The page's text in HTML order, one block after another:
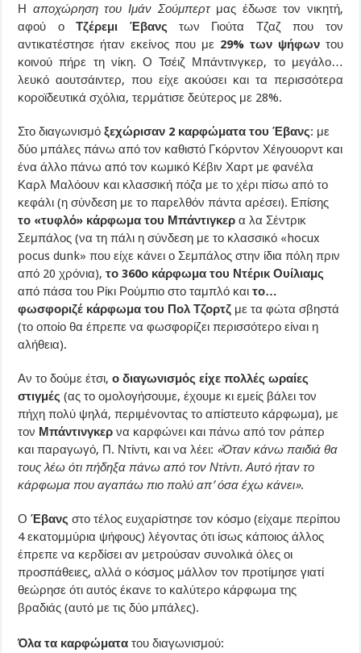
Η αποχώρηση του Ιμάν Σούμπερτ μας έδωσε τον νικητή,
αφού οΤζέρεμι Έβανςτων Γιούτα Τζαζ που τον
αντικατέστησε ήταν εκείνος που με 29% των ψήφωντου
κοινού πήρε τη νίκη. Ο Τσέιζ Μπάντινγκερ, το μεγάλο…
λευκό αουτσάιντερ, που είχε ακούσει και τα περισσότερα
κοροϊδευτικά σχόλια, τερμάτισε δεύτερος με 28%.
Στο διαγωνισμόξεχώρισαν 2 καρφώματα του Έβανς: με
δύο μπάλες πάνω από τον καθιστό Γκόρντον Χέιγουορντ και
ένα άλλο πάνω από τον κωμικό Κέβιν Χαρτ με φανέλα
Καρλ Μαλόουν και κλασσική πόζα με το χέρι πίσω από το
κεφάλι (η σύνδεση με το παρελθόν πάντα αρέσει). Επίσης
το «τυφλό» κάρφωμα του Μπάντιγκερ α λα Σέντρικ
Σεμπάλος (να τη πάλι η σύνδεση με το κλασσικό «hocux
pocus dunk» που είχε κάνει ο Σεμπάλος στην ίδια πόλη πριν
από 20 χρόνια),το 360ο κάρφωμα του Ντέρικ Ουίλιαμς
από πάσα του Ρίκι Ρούμπιο στο ταμπλό καιτο…
φωσφοριζέ κάρφωμα του Πολ Τζορτζ με τα φώτα σβηστά
(το οποίο θα έπρεπε να φωσφορίζει περισσότερο είναι η
αλήθεια).
Αν το δούμε έτσι,ο διαγωνισμός είχε πολλές ωραίες
στιγμές (ας το ομολογήσουμε, έχουμε κι εμείς βάλει τον
πήχη πολύ ψηλά, περιμένοντας το απίστευτο κάρφωμα), με
τον Μπάντινγκερνα καρφώνει και πάνω από τον ράπερ
και παραγωγό, Π. Ντίντι, και να λέει: «Όταν κάνω παιδιά θα
τους λέω ότι πήδηξα πάνω από τον Ντίντι. Αυτό ήταν το
κάρφωμα που αγαπάω πιο πολύ απ’ όσα έχω κάνει».
ΟΈβανςστο τέλος ευχαρίστησε τον κόσμο (είχαμε περίπου
4 εκατομμύρια ψήφους) λέγοντας ότι ίσως κάποιος άλλος
έπρεπε να κερδίσει αν μετρούσαν συνολικά όλες οι
προσπάθειες, αλλά ο κόσμος μάλλον τον προτίμησε γιατί
θεώρησε ότι αυτός έκανε το καλύτερο κάρφωμα της
βραδιάς (αυτό με τις δύο μπάλες).
Όλα τα καρφώματατου διαγωνισμού: